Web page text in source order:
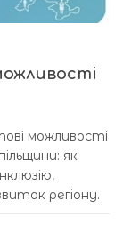
можливості
як
регіону.